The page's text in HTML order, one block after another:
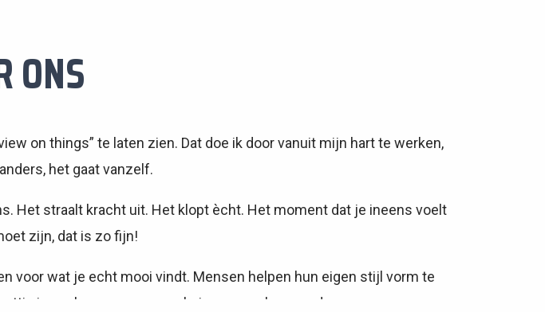
ONS
on things” te laten zien. Dat doe ik door vanuit mijn hart te werken,
het gaat vanzelf.
Het straalt kracht uit. Het klopt ècht. Het moment dat je ineens voelt
zijn, dat is zo fijn!
voor wat je echt mooi vindt. Mensen helpen hun eigen stijl vorm te
in voelen en waar ze vele jaren mee kunnen doen.⁠